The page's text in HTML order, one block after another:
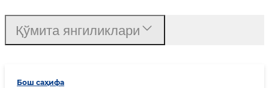
Бош саҳифа
Қўмита янгиликлари